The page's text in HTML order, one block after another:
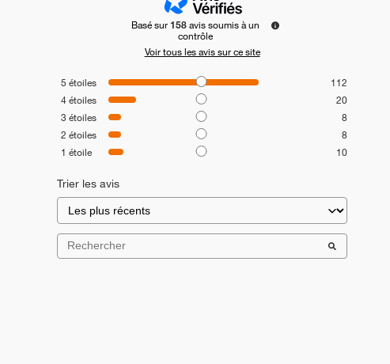
Basé sur 158 avis soumis à un
contrôle
Voir tous les avis sur ce site
5 étoiles
112
4étoiles
20
3 étoiles
8
2 étoiles
8
1 étoile 10
Trier les avis